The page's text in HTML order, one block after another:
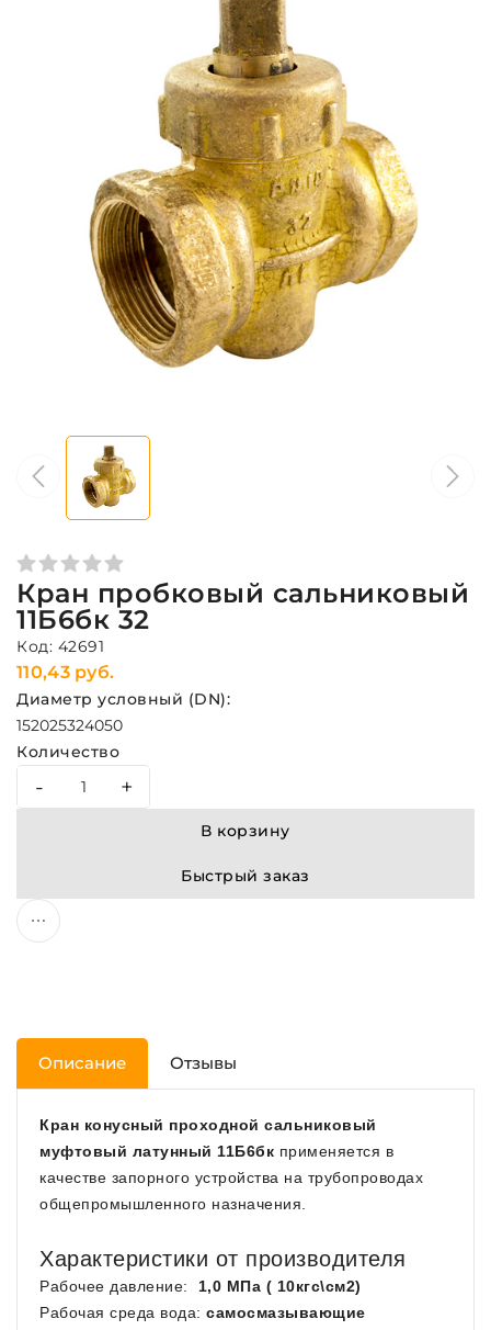
Кран пробковый сальниковый
11Б6бк 32
Код: 42691
110,43 руб.
Диаметр условный (DN):
152025324050
Количество
- +
В корзину
Быстрый заказ
Описание Отзывы
Кран конусный проходной сальниковый
муфтовый латунный 11Б6бк применяется в
качестве запорного устройства на трубопроводах
общепромышленного назначения.
Характеристики от производителя
Рабочее давление: 1,0 МПа ( 10кгс\см2)
Рабочая среда вода: самосмазывающие